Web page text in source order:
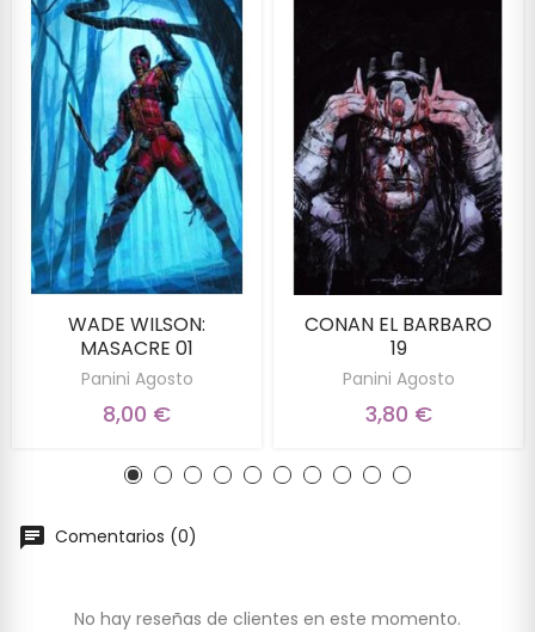
WADE WILSON:
MASACRE 01
Panini Agosto
8,00 €
CONAN EL BARBARO
19
Panini Agosto
3,80 €
Comentarios (0)
No hay reseñas de clientes en este momento.